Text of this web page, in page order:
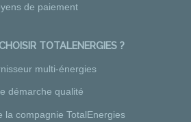
de paiement
TOTALENERGIES ?
multi-énergies
démarche qualité
la compagnie TotalEnergies